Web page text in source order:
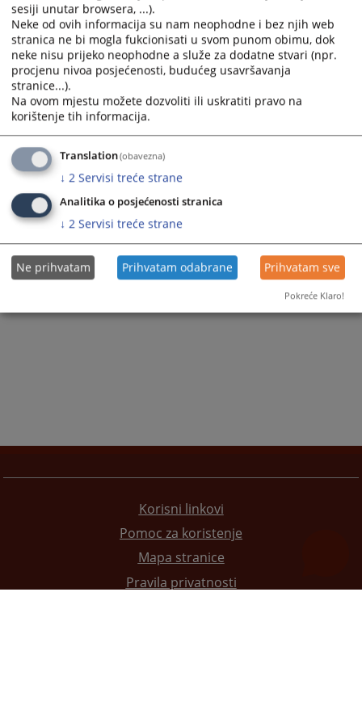
Trenutno nema vijesti
Korisni linkovi
Pomoc za koristenje
Mapa stranice
Pravila privatnosti
sesiji unutar browsera, ...).
Neke od ovih informacija su nam neophodne i bez njih web
stranica ne bi mogla fukcionisati u svom punom obimu, dok
neke nisu prijeko neophodne a služe za dodatne stvari (npr.
procjenu nivoa posjećenosti, budućeg usavršavanja
stranice...).
Na ovom mjestu možete dozvoliti ili uskratiti pravo na
korištenje tih informacija.
Translation(obavezna)
↓ 2 Servisi treće strane
Analitika o posjećenosti stranica
↓ 2 Servisi treće strane
Ne prihvatam Prihvatam odabrane Prihvatam sve
Pokreće Klaro!